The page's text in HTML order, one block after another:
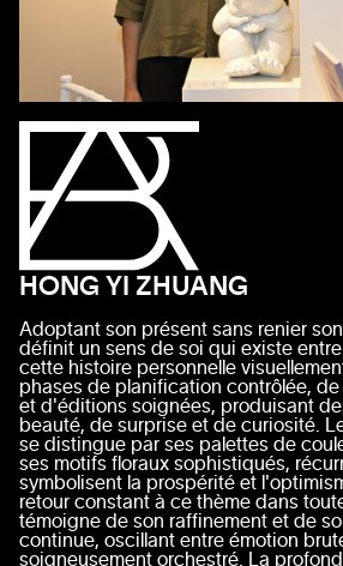
HONG YI ZHUANG
Adoptant son présent sans renier
définit un sens de soi qui existe
cette histoire personnelle
phases de planification contrôlée,
et d'éditions soignées, produisant
beauté, de surprise et de curiosité.
se distingue par ses palettes de
ses motifs floraux sophistiqués,
symbolisent la prospérité et
retour constant à ce thème dans
témoigne de son raffinement et de
continue, oscillant entre émotion
soigneusement orchestré. La